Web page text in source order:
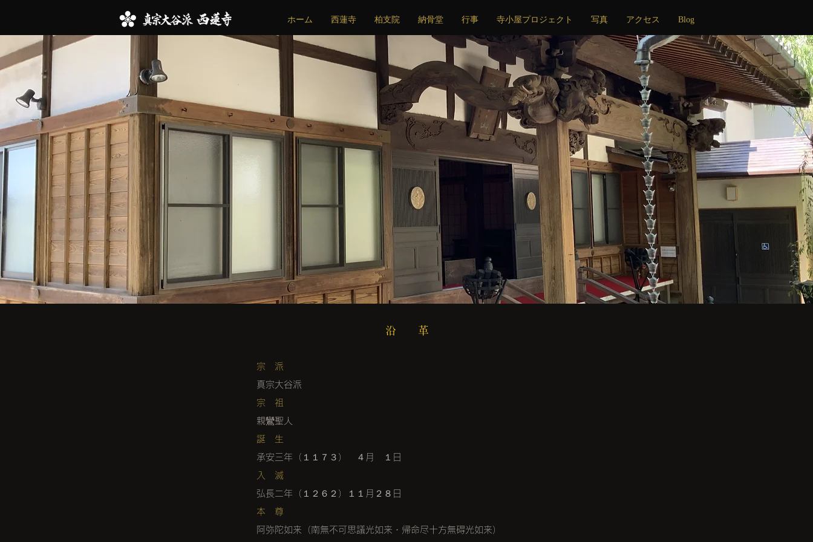
ホーム 西蓮寺 柏支院 納骨堂 行事 寺小屋プロジェクト 写真 アクセス Blog
沿 革
宗 派
真宗大谷派
宗 祖
親鸞聖人
誕 生
承安三年（１１７３） ４月 １日
入 滅
弘長二年（１２６２）１１月２８日
本 尊
阿弥陀如来（南無不可思議光如来・帰命尽十方無碍光如来）